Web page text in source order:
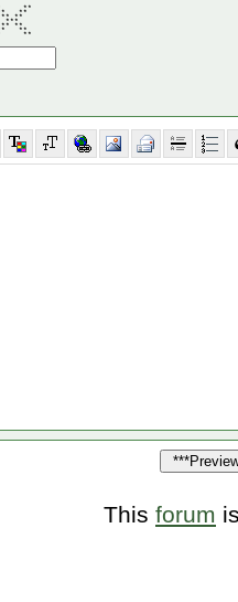
**
**
** **
***
** **
**
**
This forum